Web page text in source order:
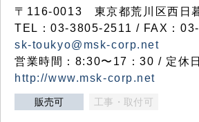
〒116-0013 東京都荒川区西日
TEL：03-3805-2511 / FAX：
sk-toukyo@msk-corp.net
営業時間：8:30〜17：30 / 定休
http://www.msk-corp.net
販売可 工事・取付可